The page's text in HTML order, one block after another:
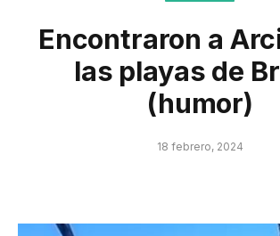
Encontraron a
las playas de
(humor)
18 febrero, 2024